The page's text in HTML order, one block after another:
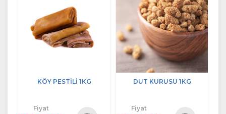
KÖY PESTİLİ 1KG
Fiyat
DUT KURUSU 1KG
Fiyat